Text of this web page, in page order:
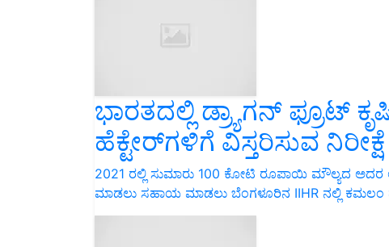
ಭಾರತದಲ್ಲಿ ಡ್ರ್ಯಾಗನ್ ಫ್ರೂಟ್
ಹೆಕ್ಟೇರ್‌ಗಳಿಗೆ ವಿಸ್ತರಿಸುವ ನಿರೀಕ್ಷೆ
2021 ರಲ್ಲಿ ಸುಮಾರು 100 ಕೋಟಿ ರೂಪಾಯಿ ಮೌಲ್ಯದ
ಮಾಡಲು ಸಹಾಯ ಮಾಡಲು ಬೆಂಗಳೂರಿನ IIHR ನಲ್ಲಿ ಕಮಲಂ